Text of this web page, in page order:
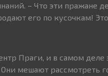
– Что эти пражане
его по кусочкам!
Праги, и в самом деле
мешают рассмотреть